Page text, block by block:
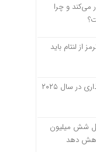
می‌کند و چرا
از لنتام باید
آیا دوج‌کوین برای سرمایه‌گذاری در سال ۲۰۲۵
شش میلیون
دهد